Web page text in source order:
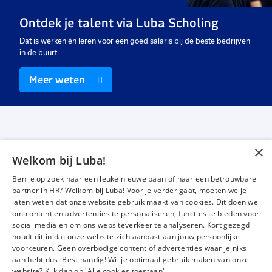
€ 15,00- € 15,50 p.u. € 3200 -€ 4000 p.m.
Ontdek je talent via Luba Scholing
Dat is werken én leren voor een goed salaris bij de beste bedrijven
in de buurt.
Meer weten
Werken bij Luba
Voor werkgevers
Mijn Luba
Contact
InstagramFacebookLinkedIn YouTube
×
Welkom bij Luba!
Ben je op zoek naar een leuke nieuwe baan of naar een betrouwbare
partner in HR? Welkom bij Luba! Voor je verder gaat, moeten we je
laten weten dat onze website gebruik maakt van cookies. Dit doen we
om content en advertenties te personaliseren, functies te bieden voor
social media en om ons websiteverkeer te analyseren. Kort gezegd
houdt dit in dat onze website zich aanpast aan jouw persoonlijke
voorkeuren. Geen overbodige content of advertenties waar je niks
aan hebt dus. Best handig! Wil je optimaal gebruik maken van onze